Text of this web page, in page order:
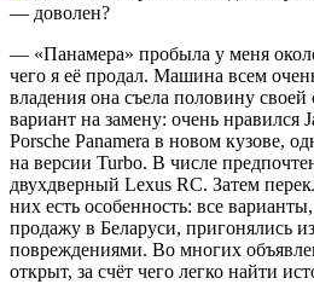
— «Панамера» пробыла у меня
чего я её продал. Машина всем
владения она съела половину
вариант на замену: очень нравился
Porsche Panamera в новом кузове,
на версии Turbo. В числе
двухдверный Lexus RC. Затем
них есть особенность: все
продажу в Беларуси, пригонялись
повреждениями. Во многих
открыт, за счёт чего легко найти